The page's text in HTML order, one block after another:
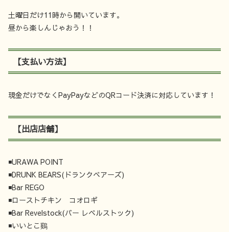
土曜日だけ11時から開いています。
昼から楽しんじゃおう！！
【支払い方法】
現金だけでなくPayPayなどのQRコード決済に対応しています！
【出店店舗】
◾️URAWA POINT
◾️DRUNK BEARS(ドランクベアーズ)
◾️Bar REGO
◾️ローストチキン コオロギ
◾️Bar Revelstock(バー レベルストック)
◾️いいとこ鷄